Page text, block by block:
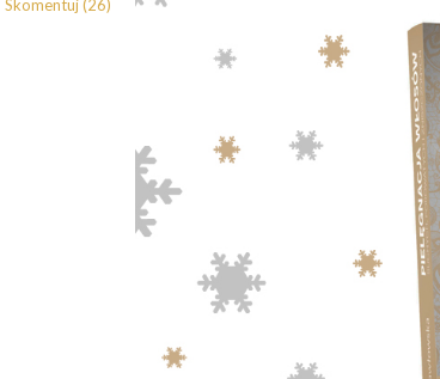
Skomentuj (26)